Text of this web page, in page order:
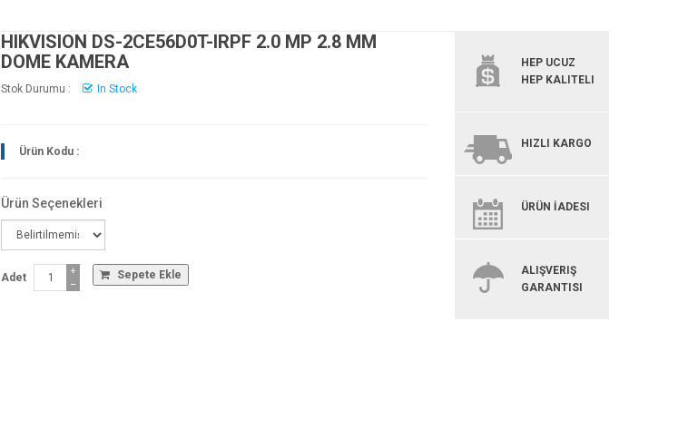
HIKVISION DS-2CE56D0T-IRPF 2.0 MP 2.8 MM
DOME KAMERA
Stok Durumu : In Stock
Ürün Kodu :
Ürün Seçenekleri
Adet −
+ Sepete Ekle
HEP UCUZ
HEP KALITELI
HIZLI KARGO
ÜRÜN İADESI
ALIŞVERIŞ
GARANTISI